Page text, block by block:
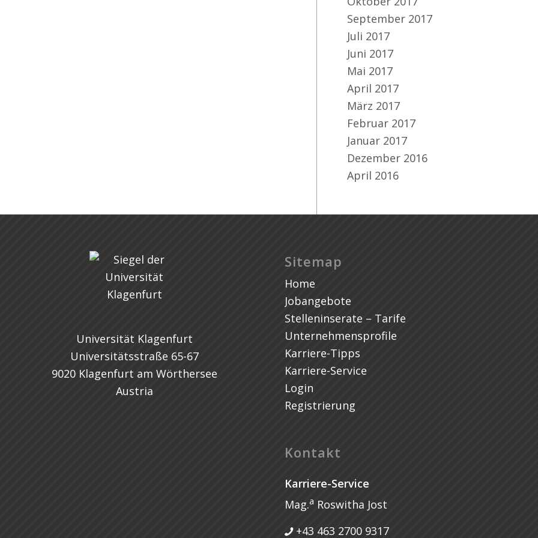
September 2017
Juli 2017
Juni 2017
Mai 2017
April 2017
März 2017
Februar 2017
Januar 2017
Dezember 2016
April 2016
Universität Klagenfurt
Universitätsstraße 65-67
9020 Klagenfurt am Wörthersee
Austria
Sitemap
Home
Jobangebote
Stelleninserate – Tarife
Unternehmensprofile
Karriere-Tipps
Karriere-Service
Login
Registrierung
Kontakt
Karriere-Service
Mag.a Roswitha Jost
+43 463 2700 9317